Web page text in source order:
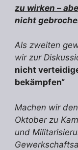
zu wirken –
nicht
Als zweiten
wir zur
nicht
bekämpfen“
Machen wir
Oktober zu
und